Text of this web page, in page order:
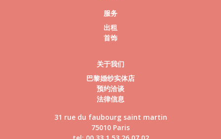
服务
出租
首饰
关于我们
巴黎婚纱实体店
预约洽谈
法律信息
31 rue du faubourg saint martin
75010 Paris